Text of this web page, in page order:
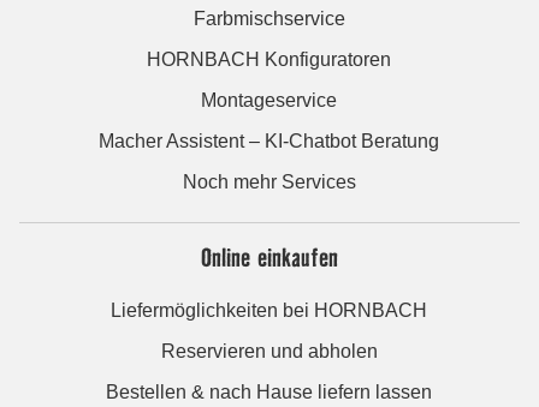
Farbmischservice
HORNBACH Konfiguratoren
Montageservice
Macher Assistent – KI-Chatbot Beratung
Noch mehr Services
Online einkaufen
Liefermöglichkeiten bei HORNBACH
Reservieren und abholen
Bestellen & nach Hause liefern lassen